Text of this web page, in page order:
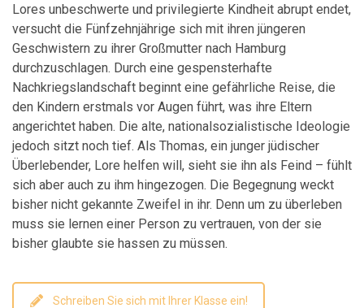
Lores unbeschwerte und privilegierte Kindheit abrupt endet,
versucht die Fünfzehnjährige sich mit ihren jüngeren
Geschwistern zu ihrer Großmutter nach Hamburg
durchzuschlagen. Durch eine gespensterhafte
Nachkriegslandschaft beginnt eine gefährliche Reise, die
den Kindern erstmals vor Augen führt, was ihre Eltern
angerichtet haben. Die alte, nationalsozialistische Ideologie
jedoch sitzt noch tief. Als Thomas, ein junger jüdischer
Überlebender, Lore helfen will, sieht sie ihn als Feind – fühlt
sich aber auch zu ihm hingezogen. Die Begegnung weckt
bisher nicht gekannte Zweifel in ihr. Denn um zu überleben
muss sie lernen einer Person zu vertrauen, von der sie
bisher glaubte sie hassen zu müssen.
Schreiben Sie sich mit Ihrer Klasse ein!